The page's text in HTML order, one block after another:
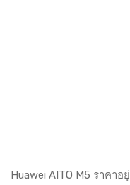
Huawei AITO M5 ราคา